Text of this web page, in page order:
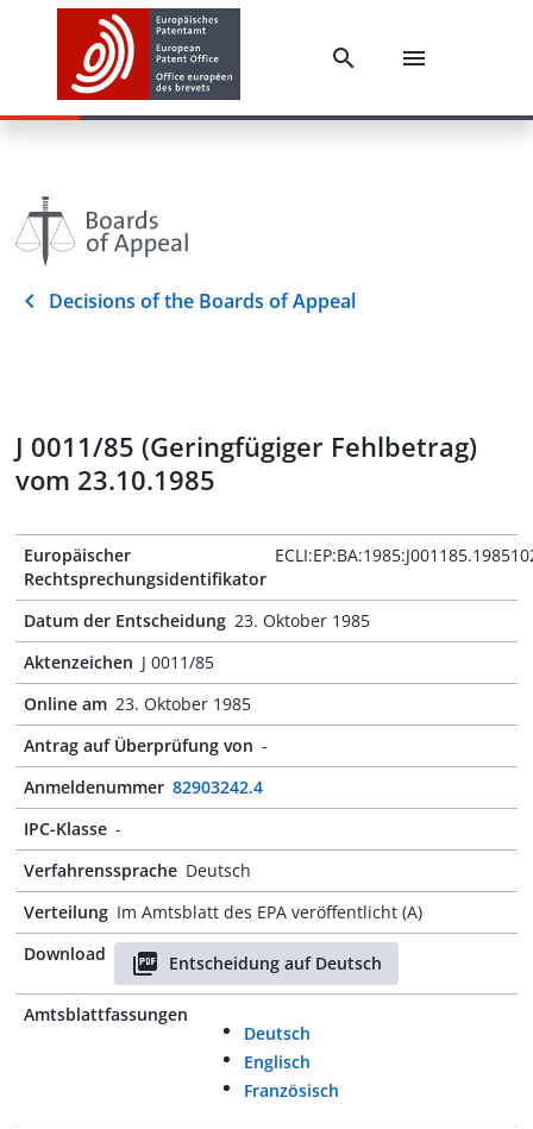
Decisions of the Boards of Appeal
J 0011/85 (Geringfügiger Fehlbetrag)
vom 23.10.1985
Europäischer
Rechtsprechungsidentifikator
Datum der Entscheidung 23. Oktober 1985
Aktenzeichen J 0011/85
Online am 23. Oktober 1985
Antrag auf Überprüfung von -
Anmeldenummer 82903242.4
IPC-Klasse -
Verfahrenssprache Deutsch
Verteilung Im Amtsblatt des EPA veröffentlicht (A)
Download
Entscheidung auf Deutsch
Amtsblattfassungen
Deutsch
Englisch
Französisch